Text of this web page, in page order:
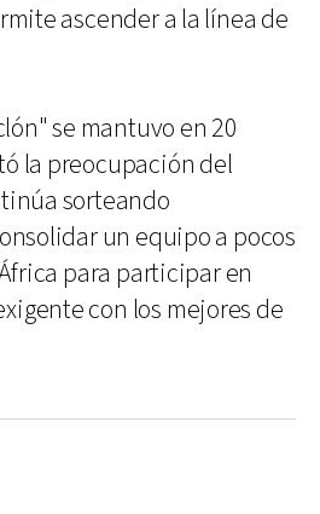
ascender a la línea de
se mantuvo en 20
la preocupación del
sorteando
un equipo a pocos
para participar en
con los mejores de